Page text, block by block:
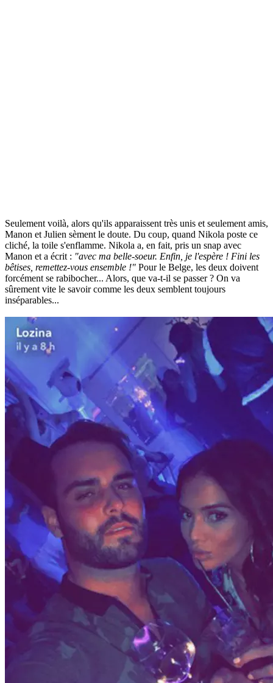
Seulement voilà, alors qu'ils apparaissent très unis et seulement amis,
Manon et Julien sèment le doute. Du coup, quand Nikola poste ce
cliché, la toile s'enflamme. Nikola a, en fait, pris un snap avec
Manon et a écrit : "avec ma belle-soeur. Enfin, je l'espère ! Fini les
bêtises, remettez-vous ensemble !" Pour le Belge, les deux doivent
forcément se rabibocher... Alors, que va-t-il se passer ? On va
sûrement vite le savoir comme les deux semblent toujours
inséparables...